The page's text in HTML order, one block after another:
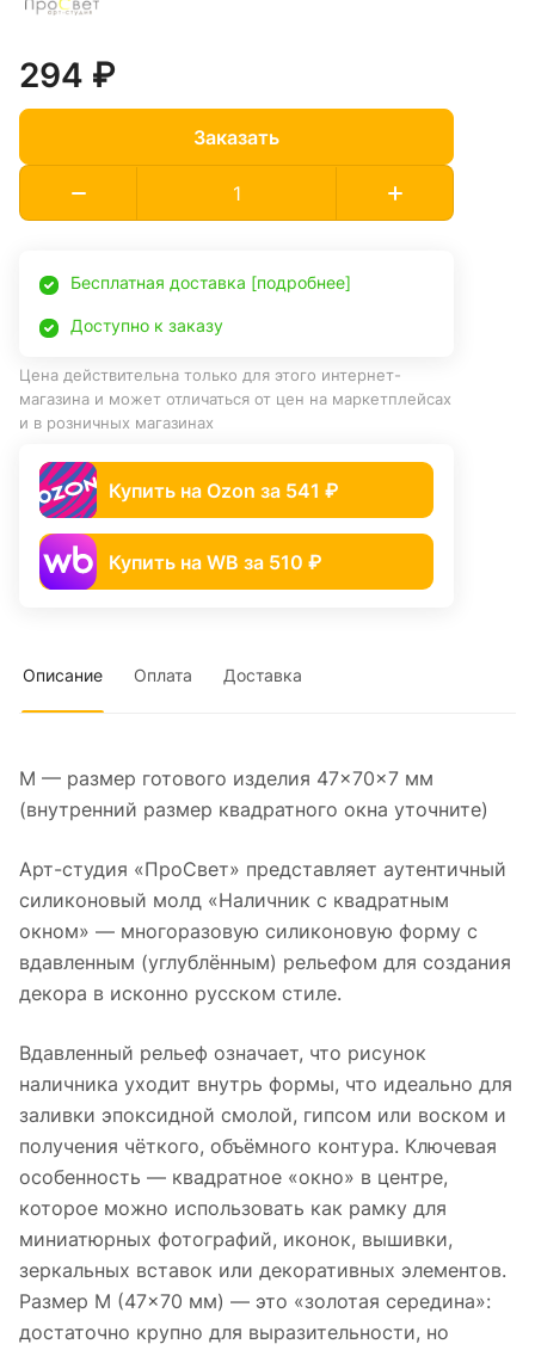
294 ₽
Заказать
Бесплатная доставка [подробнее]
Доступно к заказу
Цена действительна только для этого интернет-
магазина и может отличаться от цен на маркетплейсах
и в розничных магазинах
Купить на Ozon за 541 ₽
Купить на WB за 510 ₽
Описание Оплата Доставка
M — размер готового изделия 47×70×7 мм
(внутренний размер квадратного окна уточните)
Арт-студия «ПроСвет» представляет аутентичный
силиконовый молд «Наличник с квадратным
окном» — многоразовую силиконовую форму с
вдавленным (углублённым) рельефом для создания
декора в исконно русском стиле.
Вдавленный рельеф означает, что рисунок
наличника уходит внутрь формы, что идеально для
заливки эпоксидной смолой, гипсом или воском и
получения чёткого, объёмного контура. Ключевая
особенность — квадратное «окно» в центре,
которое можно использовать как рамку для
миниатюрных фотографий, иконок, вышивки,
зеркальных вставок или декоративных элементов.
Размер M (47×70 мм) — это «золотая середина»:
достаточно крупно для выразительности, но